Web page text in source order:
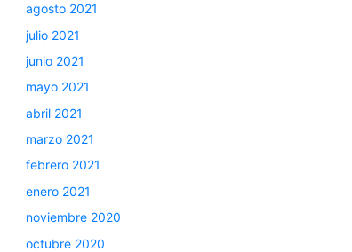
agosto 2021
julio 2021
junio 2021
mayo 2021
abril 2021
marzo 2021
febrero 2021
enero 2021
noviembre 2020
octubre 2020